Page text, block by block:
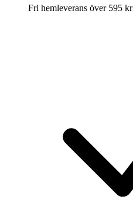
Fri hemleverans över 595 kr